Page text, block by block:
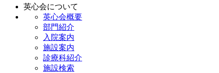
英心会について
英心会概要
部門紹介
入院案内
施設案内
診療科紹介
施設検索